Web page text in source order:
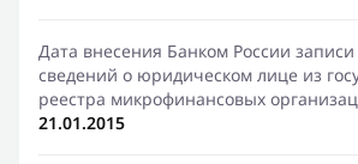
Дата внесения Банком России
сведений о юридическом лице из
реестра микрофинансовых
21.01.2015